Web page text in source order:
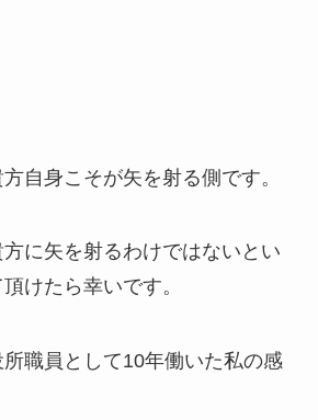
自身こそが矢を射る側です。
に矢を射るわけではないとい
けたら幸いです。
職員として10年働いた私の感